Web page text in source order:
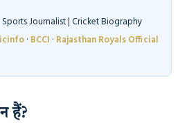
Journalist | Cricket Biography
· BCCI · Rajasthan Royals Official
हैं?